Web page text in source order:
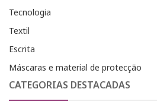
Tecnologia
Textil
Escrita
Máscaras e material de protecção
CATEGORIAS DESTACADAS